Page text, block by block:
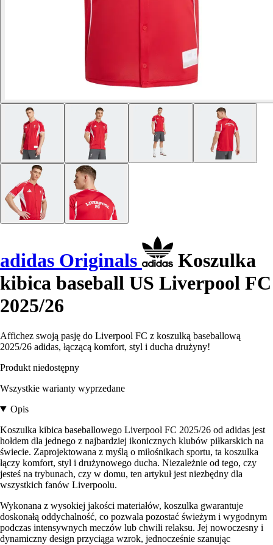
adidas Originals
Koszulka
kibica baseball US Liverpool FC
2025/26
Affichez swoją pasję do Liverpool FC z koszulką baseballową
2025/26 adidas, łączącą komfort, styl i ducha drużyny!
Produkt niedostępny
Wszystkie warianty wyprzedane
Opis
Koszulka kibica baseballowego Liverpool FC 2025/26 od adidas jest
hołdem dla jednego z najbardziej ikonicznych klubów piłkarskich na
świecie. Zaprojektowana z myślą o miłośnikach sportu, ta koszulka
łączy komfort, styl i drużynowego ducha. Niezależnie od tego, czy
jesteś na trybunach, czy w domu, ten artykuł jest niezbędny dla
wszystkich fanów Liverpoolu.
Wykonana z wysokiej jakości materiałów, koszulka gwarantuje
doskonałą oddychalność, co pozwala pozostać świeżym i wygodnym
podczas intensywnych meczów lub chwili relaksu. Jej nowoczesny i
dynamiczny design przyciąga wzrok, jednocześnie szanując